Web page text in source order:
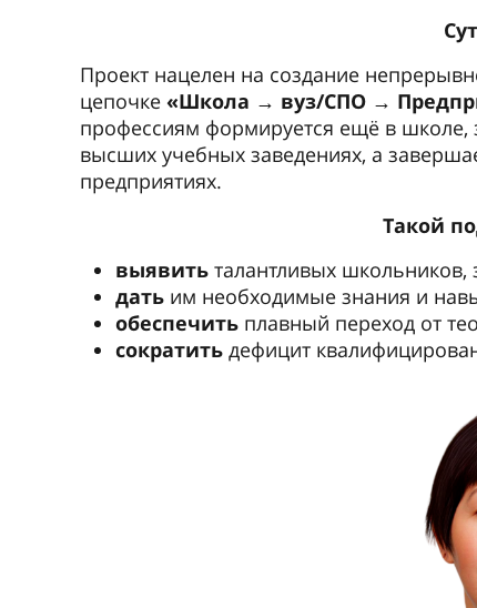
Проект нацелен на создание
цепочке «Школа → вуз/СПО →
профессиям формируется ещё в школе,
высших учебных заведениях, а
предприятиях.
Такой
выявить талантливых школьников,
дать им необходимые знания и
обеспечить плавный переход от
сократить дефицит